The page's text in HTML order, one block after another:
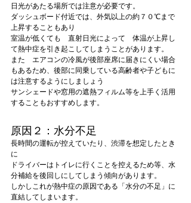
日光があたる場所では注意が必要です。
ダッシュボード付近では、外気以上の約７０℃まで
上昇することもあり
室温が低くても　直射日光によって　体温が上昇し
て熱中症を引き起こしてしまうことがあります。
また　エアコンの冷風が後部座席に届きにくい場合
もあるため、後部に同乗している高齢者や子どもに
は注意するようにしましょう
サンシェードや窓用の遮熱フィルム等を上手く活用
することもおすすめします。
原因２：水分不足
長時間の運転が控えていたり、渋滞を想定したとき
に
ドライバーはトイレに行くことを控えるため等、水
分補給を後回しにしてしまう傾向があります。
しかしこれが熱中症の原因である「水分の不足」に
直結してしまいます。